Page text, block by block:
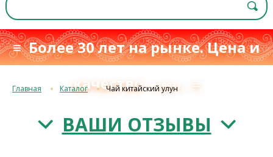
≡ Более 30 лет на рынке. Цена и
качествос 1993 г. ≡
Главная Каталог Чай китайский улун
ВАШИ ОТЗЫВЫ